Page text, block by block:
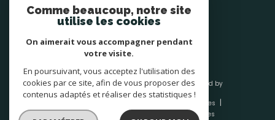
© 2026 | Tous droits réservés | Traduction powered by
Google |
Mentions légales
Nos liens Cookies
Comme beaucoup, notre site
utilise les cookies
On aimerait vous accompagner pendant
votre visite.
En poursuivant, vous acceptez l'utilisation des
cookies par ce site, afin de vous proposer des
contenus adaptés et réaliser des statistiques !